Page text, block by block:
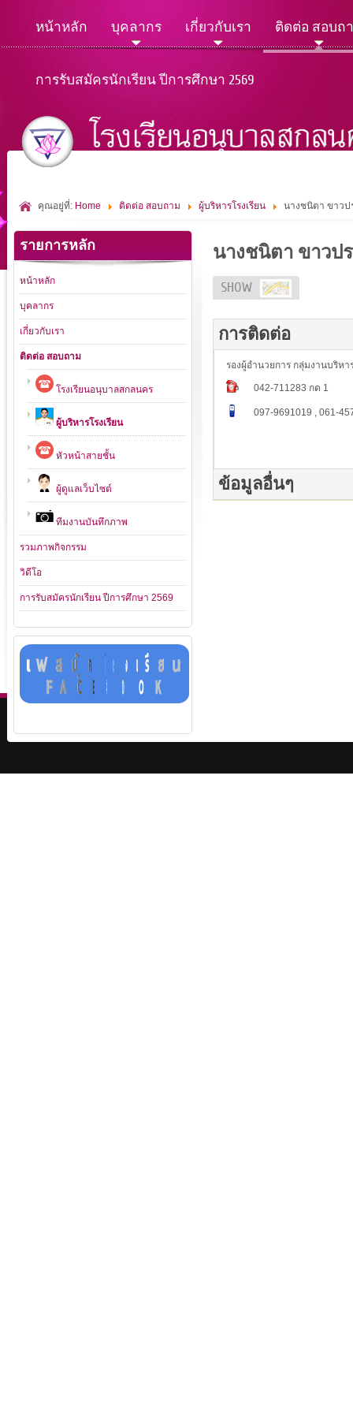
หน้าหลัก บุคลากร เกี่ยวกับเรา ติดต่อ สอบถ
การรับสมัครนักเรียน ปีการศึกษา 2569
คุณอยู่ที่: Home ติดต่อ สอบถาม ผู้บริหารโรงเรียน นางชนิตา ขาวป
นางชนิตา ขาวป
SHOW
การติดต่อ
รองผู้อำนวยการ กลุ่มงานบริห
042-711283 กด 1
097-9691019 , 061-
ข้อมูลอื่นๆ
รายการหลัก
หน้าหลัก
บุคลากร
เกี่ยวกับเรา
ติดต่อ สอบถาม
โรงเรียนอนุบาลสกลนคร
ผู้บริหารโรงเรียน
หัวหน้าสายชั้น
ผู้ดูแลเว็บไซต์
ทีมงานบันทึกภาพ
รวมภาพกิจกรรม
วิดีโอ
การรับสมัครนักเรียน ปีการศึกษา 2569